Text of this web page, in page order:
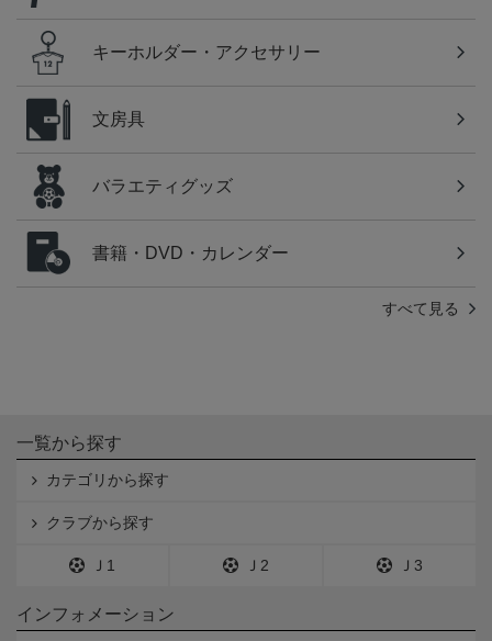
キーホルダー・アクセサリー
文房具
バラエティグッズ
書籍・DVD・カレンダー
すべて見る
一覧から探す
カテゴリから探す
クラブから探す
Ｊ1 Ｊ2 Ｊ3
インフォメーション